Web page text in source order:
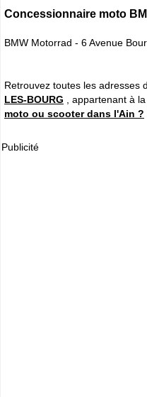
Concessionnaire moto
BMW Motorrad - 6 Avenue
Retrouvez toutes les adresses
LES-BOURG , appartenant à
moto ou scooter dans l'Ain ?
Publicité